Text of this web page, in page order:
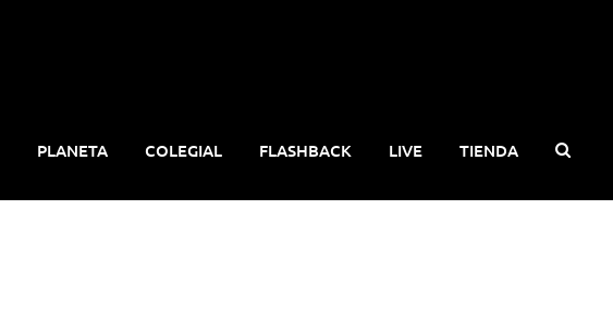
PLANETA COLEGIAL FLASHBACK LIVE TIENDA